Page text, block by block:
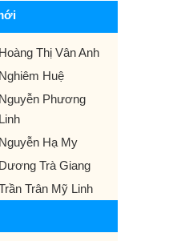
Hoàng Thị Vân Anh
Nghiêm Huệ
Nguyễn Phương
Linh
Nguyễn Hạ My
Dương Trà Giang
Trân Mỹ Linh